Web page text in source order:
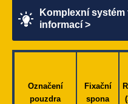
Komplexní
informací >
Označení
pouzdra
Fixační
spona